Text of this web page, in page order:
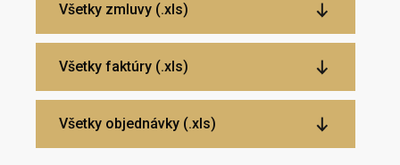
Všetky zmluvy (.xls)
Všetky faktúry (.xls)
Všetky objednávky (.xls)